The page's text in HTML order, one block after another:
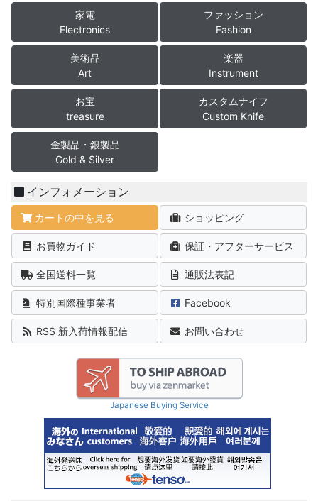
家電
Electronics
ファッション
Fashion
美術品
Art
楽器
Instrument
お宝
treasure
カスタムナイフ
Custom Knife
金製品・銀製品
Gold & Silver
インフォメーション
カートの中を見る ショッピング
お買物ガイド 保証・アフターサービス
全国送料一覧 通販法表記
特別国際種事業者 Facebook
RSS 新入荷情報配信 お問い合わせ
Japanese Buying Service